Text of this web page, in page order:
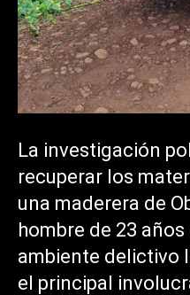
La investigación
recuperar los
una maderera de
hombre de 23
ambiente delictivo
el principal